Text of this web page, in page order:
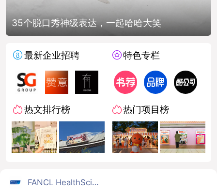
35个脱口秀神级表达，一起哈哈大笑
最新企业招聘
热文排行榜
特色专栏
热门项目榜
FANCL HealthScience